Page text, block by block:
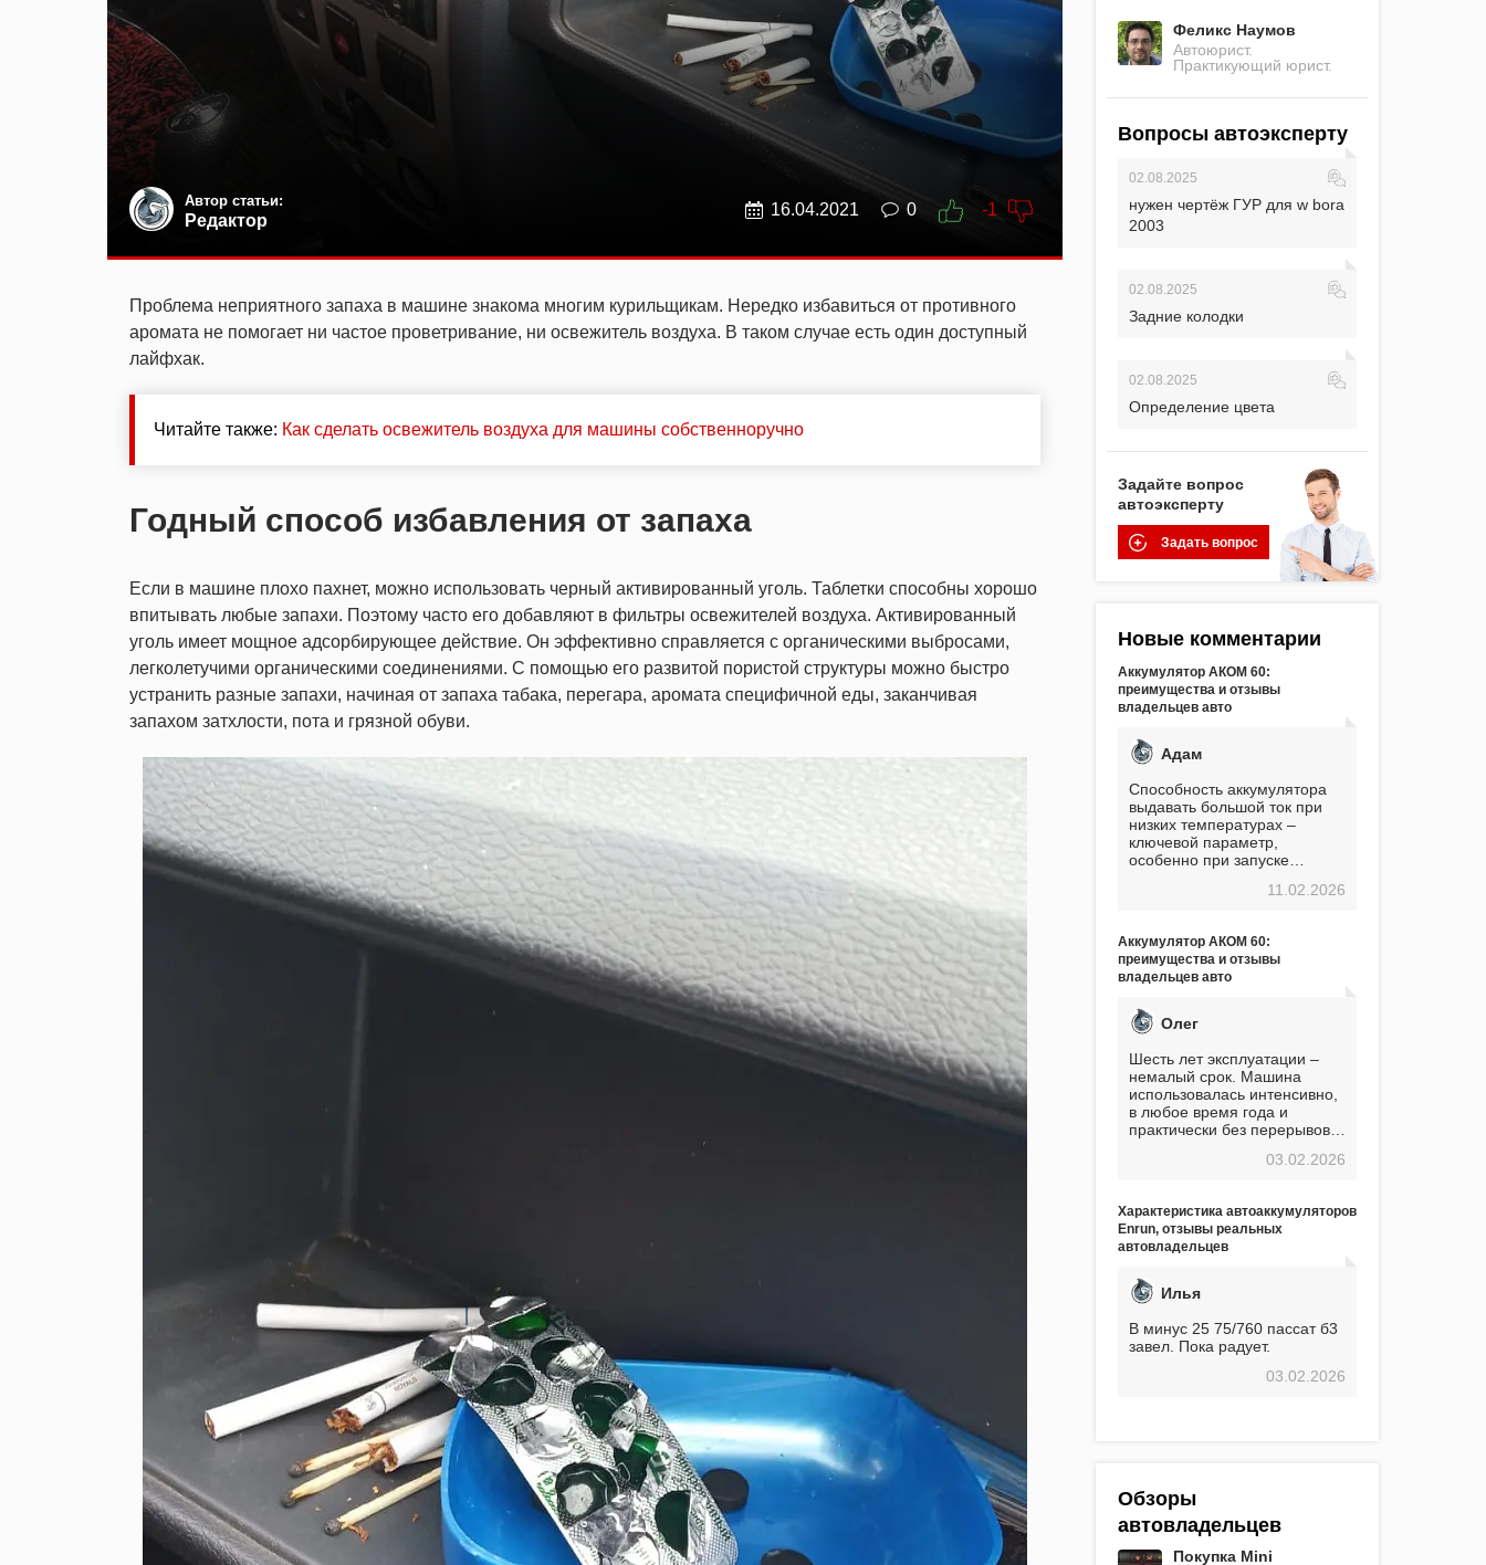
Автор статьи:
Редактор
16.04.2021 0 -1
Проблема неприятного запаха в машине знакома многим курильщикам. Нередко избавиться от противного
аромата не помогает ни частое проветривание, ни освежитель воздуха. В таком случае есть один доступный
лайфхак.
Читайте также: Как сделать освежитель воздуха для машины собственноручно
Годный способ избавления от запаха
Если в машине плохо пахнет, можно использовать черный активированный уголь. Таблетки способны хорошо
впитывать любые запахи. Поэтому часто его добавляют в фильтры освежителей воздуха. Активированный
уголь имеет мощное адсорбирующее действие. Он эффективно справляется с органическими выбросами,
легколетучими органическими соединениями. С помощью его развитой пористой структуры можно быстро
устранить разные запахи, начиная от запаха табака, перегара, аромата специфичной еды, заканчивая
запахом затхлости, пота и грязной обуви.
Феликс Наумов
Автоюрист.
Практикующий юрист.
Вопросы автоэксперту
02.08.2025
нужен чертёж ГУР для w bora
2003
02.08.2025
Задние колодки
02.08.2025
Определение цвета
Задайте вопрос
автоэксперту
Задать вопрос
Новые комментарии
Аккумулятор АКОМ 60:
преимущества и отзывы
владельцев авто
Адам
Способность аккумулятора
выдавать большой ток при
низких температурах –
ключевой параметр,
особенно при запуске
показывает, что данный
стоимость. Долго сомневался
перед приобретением, но в
итоге ни разу не пожалел.
вложение, избавляющее от
головной боли, связанной с
АКБ. Подтверждаю
11.02.2026
Аккумулятор АКОМ 60:
преимущества и отзывы
владельцев авто
Олег
Шесть лет эксплуатации –
немалый срок. Машина
использовалась интенсивно,
в любое время года и
практически без перерывов.
экстремальные морозы,
прогревался, чтобы избежать
проблем. И тем не менее, за
весь период использования
связанной с аккумулятором.
Прекрасный аккумулятор!
Недавно установил новый
АКОМ + EFB 75. Судя по
характеристикам, он даже
превосходит предыдущую
03.02.2026
Характеристика автоаккумуляторов
Enrun, отзывы реальных
автовладельцев
Илья
В минус 25 75/760 пассат б3
завел. Пока радует.
03.02.2026
Обзоры
автовладельцев
Покупка Mini